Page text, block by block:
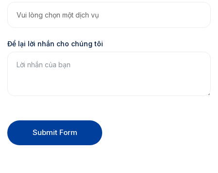
Để lại lời nhắn cho chúng tôi
Submit Form